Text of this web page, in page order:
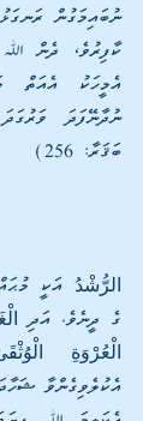
ބަޤަރާ: 256)